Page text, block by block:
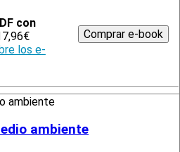
con
los e-
ambiente